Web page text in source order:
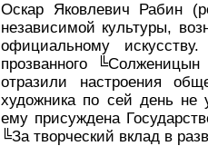
Оскар Яковлевич Рабин
независимой культуры,
официальному
прозванного
отразили настроения
художника по сей день не
ему присуждена
╚За творческий вклад в